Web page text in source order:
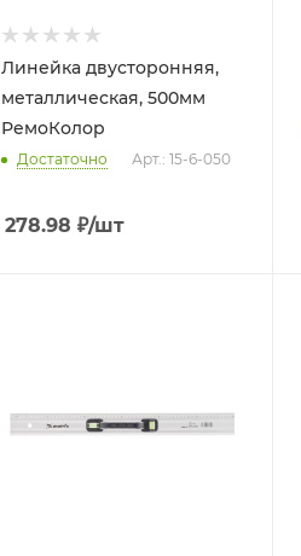
Линейка двусторонняя,
металлическая, 500мм
РемоКолор
Достаточно Арт.: 15-6-050
278.98 ₽/шт